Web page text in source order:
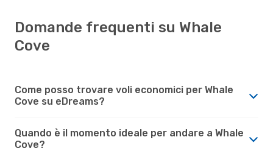
Domande frequenti su Whale
Cove
Come posso trovare voli economici per Whale
Cove su eDreams?
Quando è il momento ideale per andare a Whale
Cove?